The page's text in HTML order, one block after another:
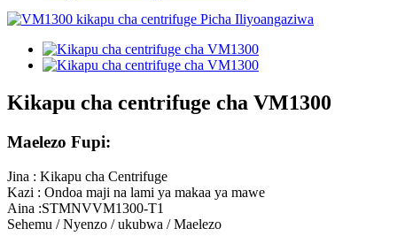
Kikapu cha centrifuge cha VM1300
Maelezo Fupi:
Jina : Kikapu cha Centrifuge
Kazi : Ondoa maji na lami ya makaa ya mawe
Aina :STMNVVM1300-T1
Sehemu / Nyenzo / ukubwa / Maelezo